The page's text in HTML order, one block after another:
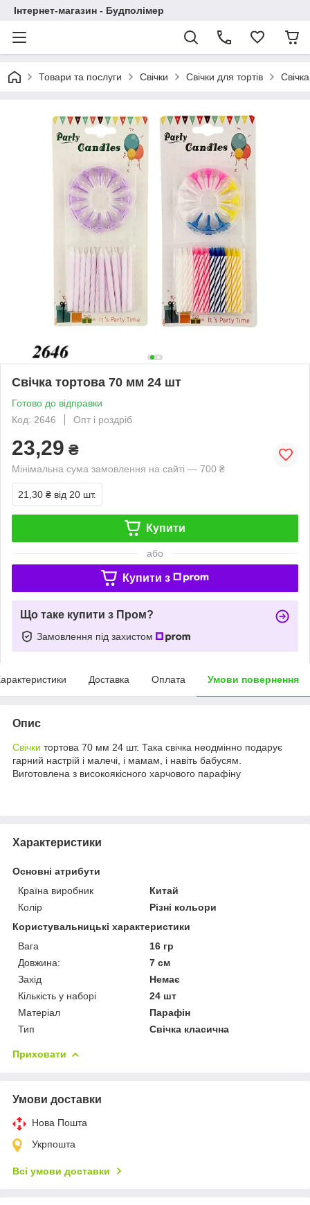
Інтернет-магазин - Будполімер
Товари та послуги Свічки Свічки для тортів
Свічка тортова 70 мм 24 шт
Готово до відправки
Код: 2646
Опт і роздріб
23,29 ₴
Мінімальна сума замовлення на сайті — 700 ₴
21,30 ₴ від 20 шт.
Купити
або
Купити з
Що таке купити з Пром?
Замовлення під захистом
Доставка Оплата Умови повернення
Опис
Свічки тортова 70 мм 24 шт. Така свічка неодмінно подарує
гарний настрій і малечі, і мамам, і навіть бабусям.
Виготовлена з високоякісного харчового парафіну
Характеристики
Основні атрибути
Країна виробник
Китай
Колір
Різні кольори
Користувальницькі характеристики
Вага
16 гр
Довжина:
7 см
Захід
Немає
Кількість у наборі
24 шт
Матеріал
Парафін
Тип
Свічка класична
Приховати
Умови доставки
Нова Пошта
Укрпошта
Всі умови доставки